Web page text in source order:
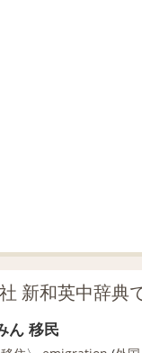
新和英中辞典
ん 移民